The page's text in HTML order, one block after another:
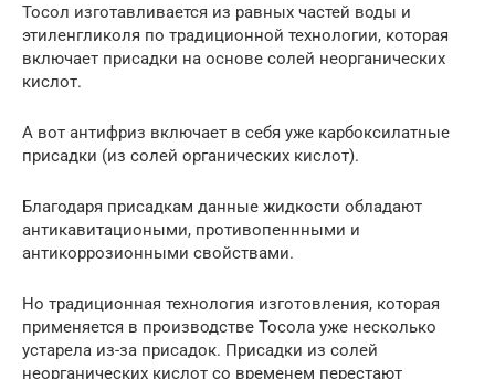
Тосол изготавливается из равных частей воды и
этиленгликоля по традиционной технологии, которая
включает присадки на основе солей неорганических
кислот.
А вот антифриз включает в себя уже карбоксилатные
присадки (из солей органических кислот).
Благодаря присадкам данные жидкости обладают
антикавитациоными, противопеннными и
антикоррозионными свойствами.
Но традиционная технология изготовления, которая
применяется в производстве Тосола уже несколько
устарела из-за присадок. Присадки из солей
неорганических кислот со временем перестают